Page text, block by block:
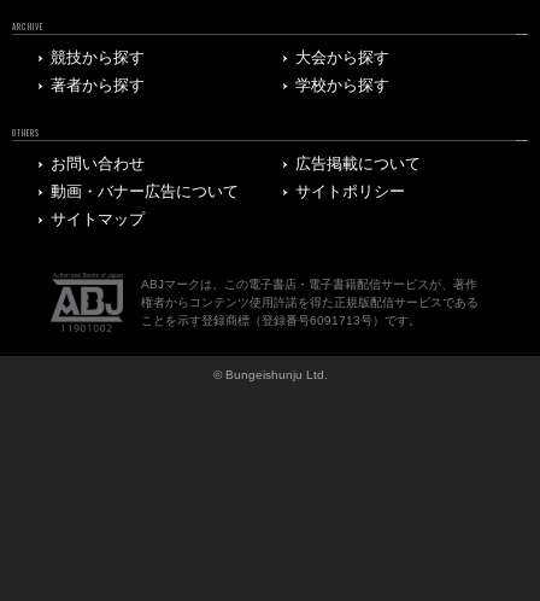
ARCHIVE
競技から探す
大会から探す
著者から探す
学校から探す
OTHERS
お問い合わせ
広告掲載について
動画・バナー広告について
サイトポリシー
サイトマップ
ABJマークは、この電子書店・電子書籍配信サービスが、著作
権者からコンテンツ使用許諾を得た正規版配信サービスである
ことを示す登録商標（登録番号6091713号）です。
© Bungeishunju Ltd.